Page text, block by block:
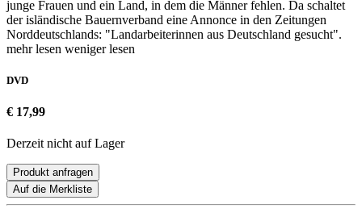
junge Frauen und ein Land, in dem die Männer fehlen. Da schaltet
der isländische Bauernverband eine Annonce in den Zeitungen
Norddeutschlands: "Landarbeiterinnen aus Deutschland gesucht".
mehr lesen weniger lesen
DVD
€ 17,99
Derzeit nicht auf Lager
Produkt anfragen
Auf die Merkliste